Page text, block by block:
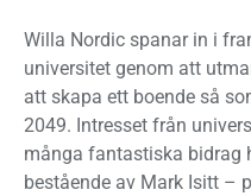
Willa Nordic spanar in i
universitet genom att
att skapa ett boende så
2049. Intresset från
många fantastiska bidrag
bestående av Mark Isitt –